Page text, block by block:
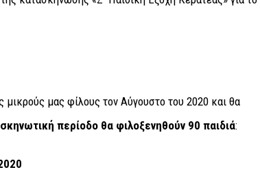
μικρούς μας φίλους τον Αύγουστο του 2020 και θα
περίοδο θα φιλοξενηθούν 90 παιδιά: